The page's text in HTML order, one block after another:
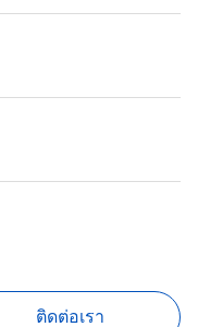
ติดต่อเรา